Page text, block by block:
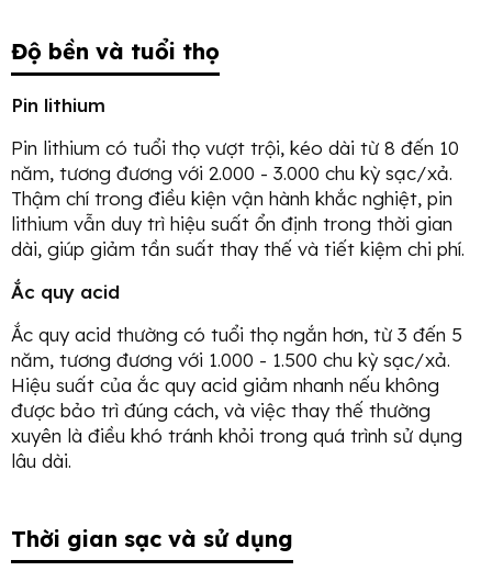
Độ bền và tuổi thọ
Pin lithium
Pin lithium có tuổi thọ vượt trội, kéo dài từ 8 đến 10
năm, tương đương với 2.000 - 3.000 chu kỳ sạc/xả.
Thậm chí trong điều kiện vận hành khắc nghiệt, pin
lithium vẫn duy trì hiệu suất ổn định trong thời gian
dài, giúp giảm tần suất thay thế và tiết kiệm chi phí.
Ắc quy acid
Ắc quy acid thường có tuổi thọ ngắn hơn, từ 3 đến 5
năm, tương đương với 1.000 - 1.500 chu kỳ sạc/xả.
Hiệu suất của ắc quy acid giảm nhanh nếu không
được bảo trì đúng cách, và việc thay thế thường
xuyên là điều khó tránh khỏi trong quá trình sử dụng
lâu dài.
Thời gian sạc và sử dụng